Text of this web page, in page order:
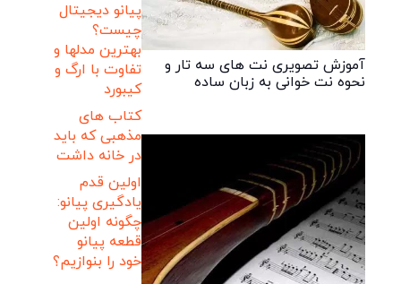
آموزش تصویری نت های سه تار و
نحوه نت خوانی به زبان ساده
پیانو دیجیتال
چیست؟
بهترین مدلها و
تفاوت با ارگ و
کیبورد
کتاب های
مذهبی که باید
در خانه داشت
اولین قدم
یادگیری پیانو:
چگونه اولین
قطعه پیانو
خود را بنوازیم؟